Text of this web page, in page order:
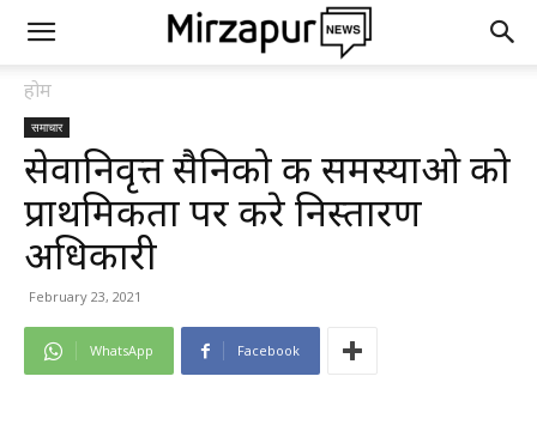
होम
समाचार
सेवानिवृत्त सैनिको की समस्याओ को
प्राथमिकता पर करे निस्तारण
अधिकारी
February 23, 2021
WhatsApp Facebook